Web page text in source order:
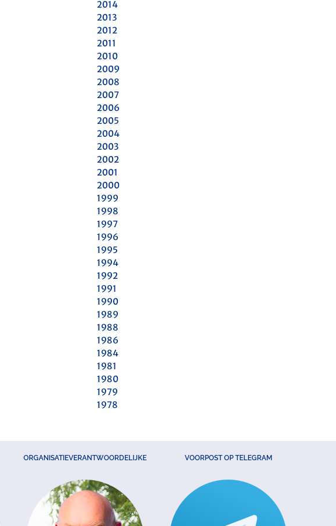
2014
2013
2012
2011
2010
2009
2008
2007
2006
2005
2004
2003
2002
2001
2000
1999
1998
1997
1996
1995
1994
1992
1991
1990
1989
1988
1986
1984
1981
1980
1979
1978
ORGANISATIEVERANTWOORDELIJKE VOORPOST OP TELEGRAM